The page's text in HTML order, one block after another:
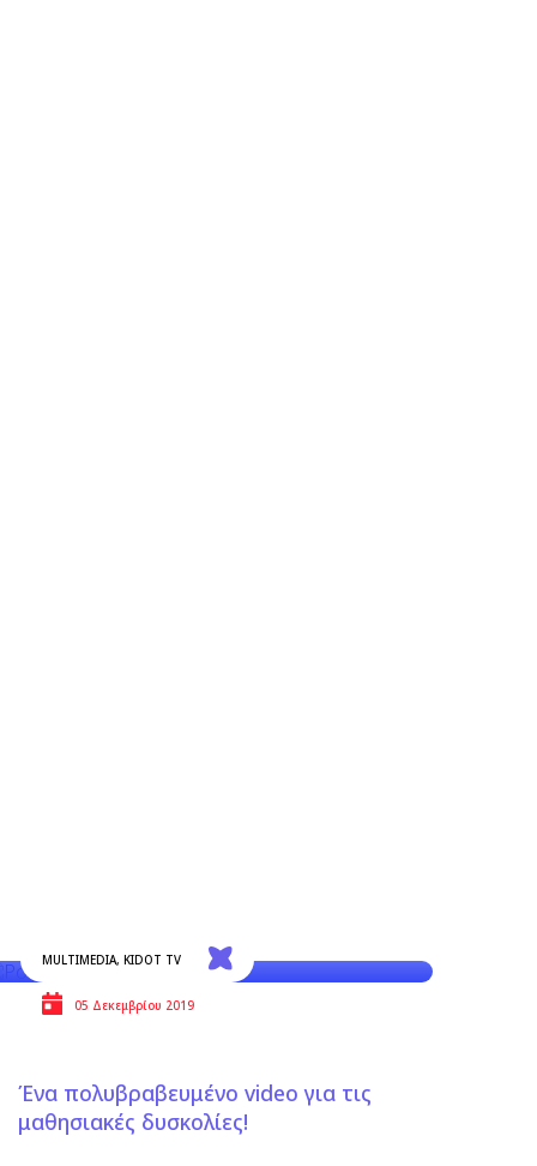
MULTIMEDIA,KIDOT TV
05 Δεκεμβρίου 2019
Ένα πολυβραβευμένο video για τις
μαθησιακές δυσκολίες!